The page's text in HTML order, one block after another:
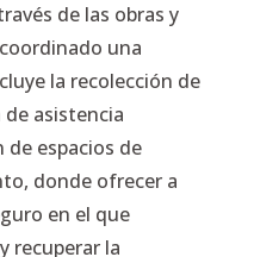
de las obras y
una
la recolección de
asistencia
de espacios de
donde ofrecer a
en el que
recuperar la